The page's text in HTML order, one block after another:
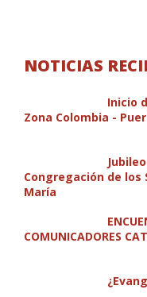
NOTICIAS
Inicio
Zona Colombia -
Congregación de los
María
COMUNICADORES